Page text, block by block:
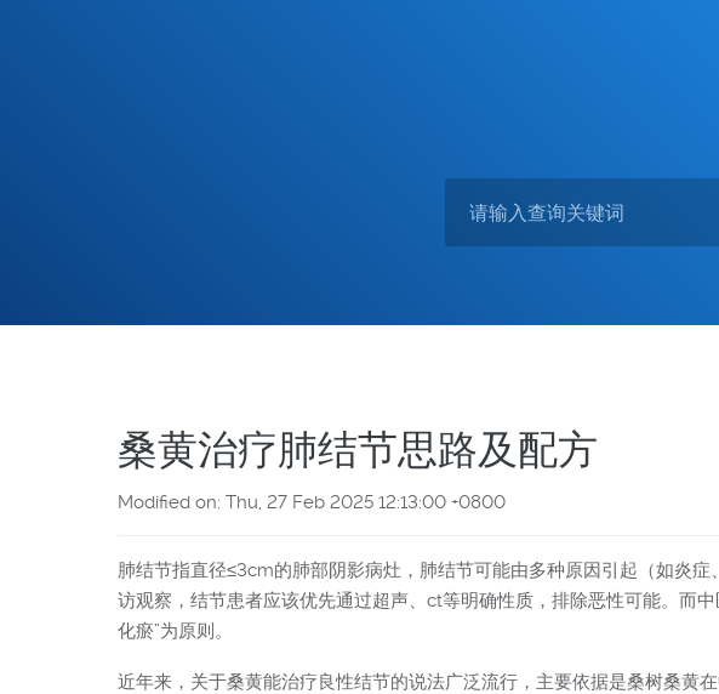
桑黄治疗肺结节思路及配方
Modified on: Thu, 27 Feb 2025 12:13:00 +0800
肺结节指直径≤3cm的肺部阴影病灶，肺结节可能由多种原因引起（如炎
访观察，结节患者应该优先通过超声、ct等明确性质，排除恶性可能。而
化瘀”为原则。
近年来，关于桑黄能治疗良性结节的说法广泛流行，主要依据是桑树桑黄